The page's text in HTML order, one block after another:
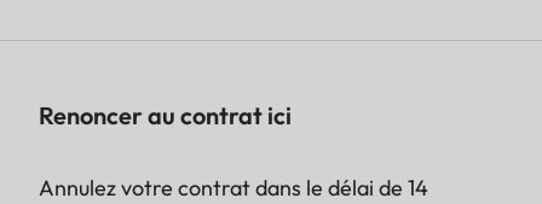
Renoncer au contrat ici
Annulez votre contrat dans le délai de 14